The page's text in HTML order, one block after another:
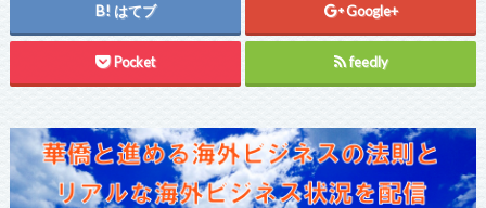
はてブ Google+
Pocket feedly